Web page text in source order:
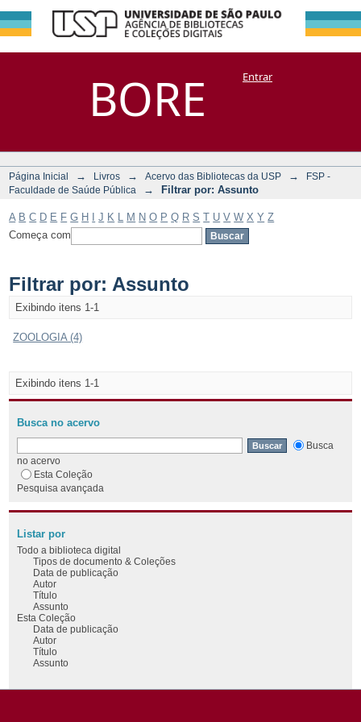
BORE
Filtrar por:
Assunto
DSpace/Manakin + CoriscoEntrar
Página Inicial → Livros → Acervo das Bibliotecas da USP →
FSP -
Faculdade de Saúde Pública
→ Filtrar por: Assunto
A B C D E F G H J K M N O P Q R S T U V W X Y Z
Começa com
Filtrar por: Assunto
Exibindo itens 1-1
ZOOLOGIA (4)
Exibindo itens 1-1
Busca no acervo
Busca
no acervo
Esta Coleção
Pesquisa avançada
Listar por
Todo a biblioteca digital
Tipos de documento & Coleções
Data de publicação
Autor
Título
Assunto
Esta Coleção
Data de publicação
Autor
Título
Assunto